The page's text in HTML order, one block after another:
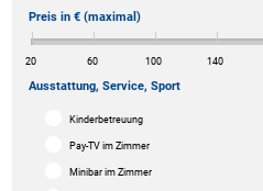
Preis in € (maximal)
20 60 100 140
Ausstattung, Service, Sport
Kinderbetreuung
Pay-TV im Zimmer
Minibar im Zimmer